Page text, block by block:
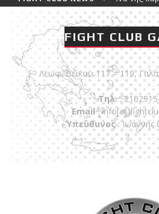
FIGHT CLUB
Λεωφ. Βεϊκου 117 – 119,
Τηλ.:
Email:
Υπεύθυνος: Ιωάννης